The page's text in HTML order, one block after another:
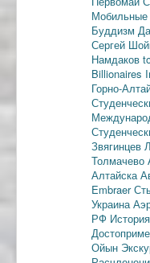
Мобильные
Буддизм
Сергей
Намдаков
Billionaires
Горно-
Звягинцев
Толмачево
Алтайска
Embraer
Украина
РФ
Ойын